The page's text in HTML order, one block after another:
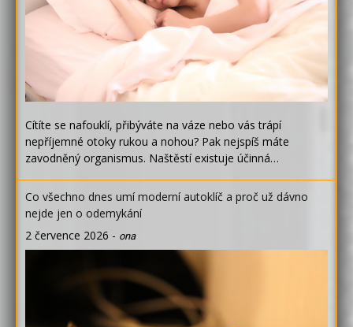
Cítíte se nafouklí, přibýváte na váze nebo vás trápí
nepříjemné otoky rukou a nohou? Pak nejspíš máte
zavodněný organismus. Naštěstí existuje účinná…
Co všechno dnes umí moderní autoklíč a proč už dávno
nejde jen o odemykání
2 července 2026 - ona